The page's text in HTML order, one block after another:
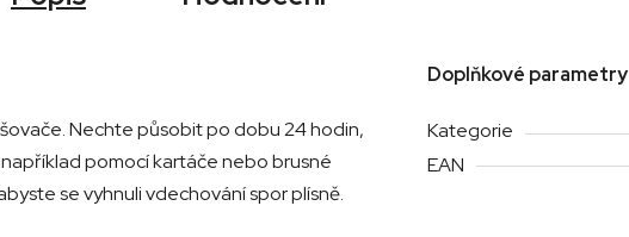
Nechte působit po dobu 24 hodin,
pomocí kartáče nebo brusné
se vyhnuli vdechování spor plísně.
Doplňkové parametry
Kategorie
EAN